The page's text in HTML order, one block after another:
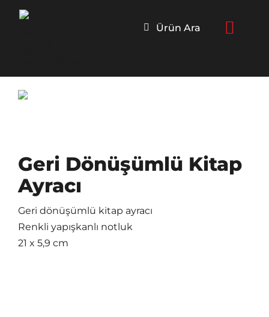
Skip
Ürün Ara
Geri Dönüşümlü Kitap
Ayracı
Geri dönüşümlü kitap ayracı
Renkli yapışkanlı notluk
21 x 5,9 cm